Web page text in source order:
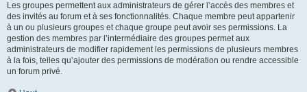
Les groupes permettent aux administrateurs de gérer l’accès des membres et
des invités au forum et à ses fonctionnalités. Chaque membre peut appartenir
à un ou plusieurs groupes et chaque groupe peut avoir ses permissions. La
gestion des membres par l’intermédiaire des groupes permet aux
administrateurs de modifier rapidement les permissions de plusieurs membres
à la fois, telles qu’ajouter des permissions de modération ou rendre accessible
un forum privé.